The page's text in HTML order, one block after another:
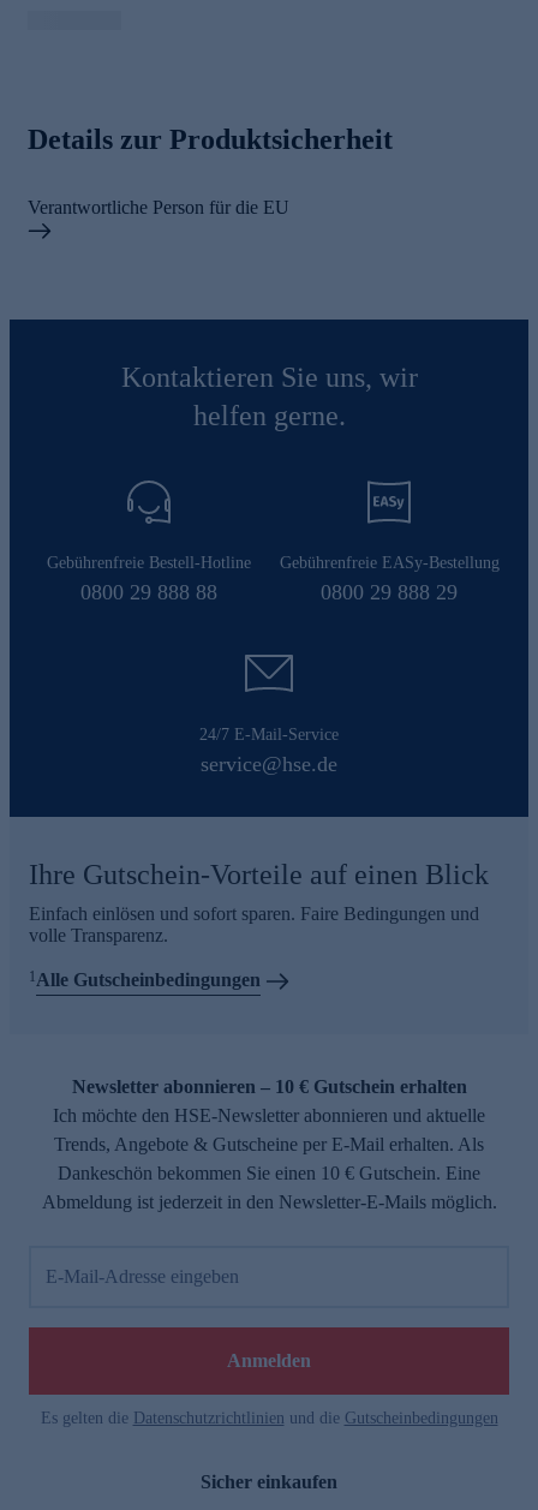
Details zur Produktsicherheit
Verantwortliche Person für die EU
Kontaktieren Sie uns, wir
helfen gerne.
Gebührenfreie Bestell-Hotline
0800 29 888 88
Gebührenfreie EASy-Bestellung
0800 29 888 29
24/7 E-Mail-Service
service@hse.de
Ihre Gutschein-Vorteile auf einen Blick
Einfach einlösen und sofort sparen. Faire Bedingungen und
volle Transparenz.
1 Alle Gutscheinbedingungen
Newsletter abonnieren – 10 € Gutschein erhalten
Ich möchte den HSE-Newsletter abonnieren und aktuelle
Trends, Angebote & Gutscheine per E-Mail erhalten. Als
Dankeschön bekommen Sie einen 10 € Gutschein. Eine
Abmeldung ist jederzeit in den Newsletter-E-Mails möglich.
E-Mail-Adresse eingeben
Anmelden
Es gelten die Datenschutzrichtlinien und die Gutscheinbedingungen
Sicher einkaufen